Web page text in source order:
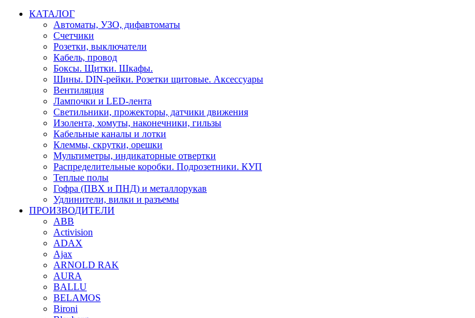
КАТАЛОГ
Автоматы, УЗО, дифавтоматы
Счетчики
Розетки, выключатели
Кабель, провод
Боксы. Щитки. Шкафы.
Шины. DIN-рейки. Розетки щитовые. Аксессуары
Вентиляция
Лампочки и LED-лента
Светильники, прожекторы, датчики движения
Изолента, хомуты, наконечники, гильзы
Кабельные каналы и лотки
Клеммы, скрутки, орешки
Мультиметры, индикаторные отвертки
Распределительные коробки. Подрозетники. КУП
Теплые полы
Гофра (ПВХ и ПНД) и металлорукав
Удлинители, вилки и разъемы
ПРОИЗВОДИТЕЛИ
ABB
Activision
ADAX
Ajax
ARNOLD RAK
AURA
BALLU
BELAMOS
Bironi